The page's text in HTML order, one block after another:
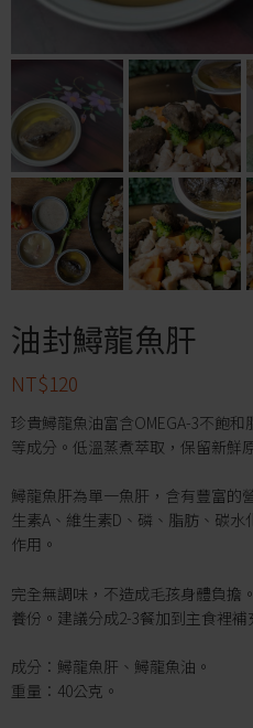
油封鱘龍魚肝
NT$120
珍貴鱘龍魚油富含OMEGA-3不飽和
等成分。低溫蒸煮萃取，保留新鮮
鱘龍魚肝為單一魚肝，含有豐富的
生素A、維生素D、磷、脂肪、碳
作用。
完全無調味，不造成毛孩身體負擔
養份。建議分成2-3餐加到主食裡補
成分：鱘龍魚肝、鱘龍魚油。
重量：40公克。